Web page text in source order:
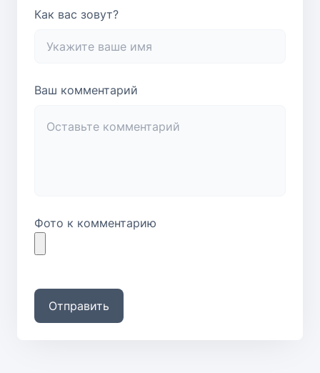
Как вас зовут?
Ваш комментарий
Фото к комментарию
Отправить